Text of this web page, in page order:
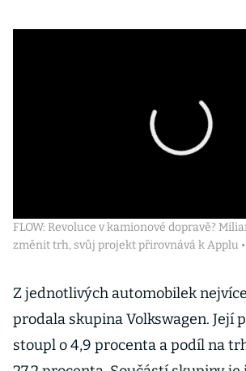
FLOW: Revoluce v kamionové dopravě?
změnit trh, svůj projekt přirovnává k Applu •
Z jednotlivých automobilek nejvíce
prodala skupina Volkswagen. Její
stoupl o 4,9 procenta a podíl na